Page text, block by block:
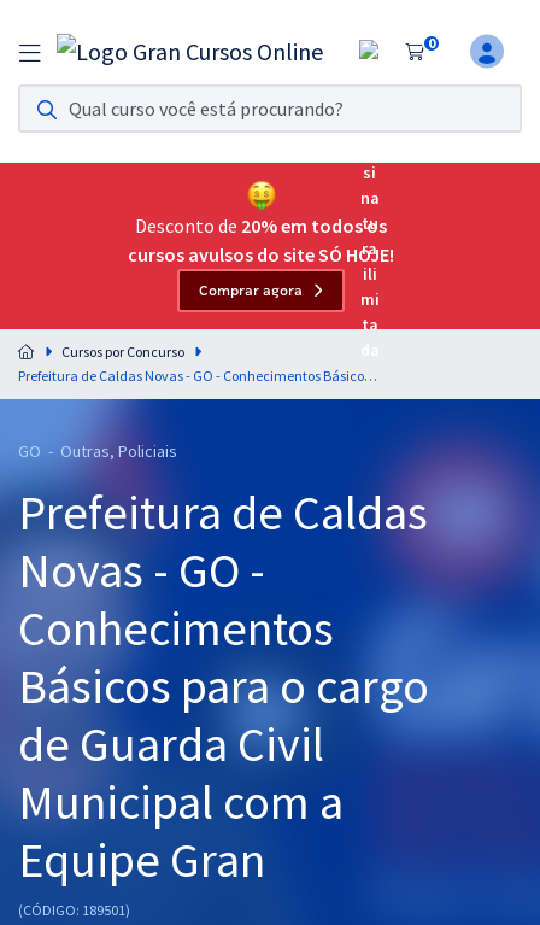
0
Assinatura Ilimitada 11
Acesso a todos os cursos. Teste grátis por 7 dias!
Assinatura OAB Até Passar
Acesso ilimitado a toda preparação para o Exame da
Residências Multiprofissionais
Preparação completa e intensiva para as principais
residências em saúde do Brasil
Cursos 20% OFF
Pós
Graduação
OAB
Mentorias
Questões grátis
Desconto de 20% em todos os
cursos avulsos do site SÓ HOJE!
Comprar agora
Cursos por Concurso
Prefeitura de Caldas Novas - GO - Conhecimentos Básicos para o cargo de Guarda Civil Municipal com a Equipe Gran
GO - Outras, Policiais
Prefeitura de Caldas
Novas - GO -
Conhecimentos
Básicos para o cargo
de Guarda Civil
Municipal com a
Equipe Gran
(CÓDIGO: 189501)